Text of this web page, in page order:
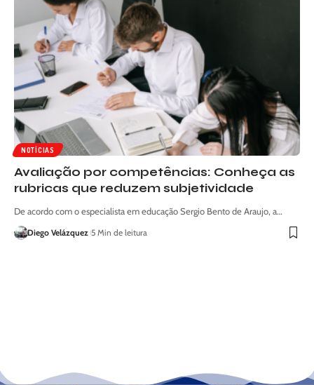
NOTÍCIAS
Avaliação por competências: Conheça as
rubricas que reduzem subjetividade
De acordo com o especialista em educação Sergio Bento de Araujo, a…
Diego Velázquez 5 Min de leitura